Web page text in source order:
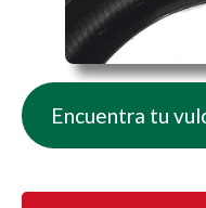
Encuentra tu